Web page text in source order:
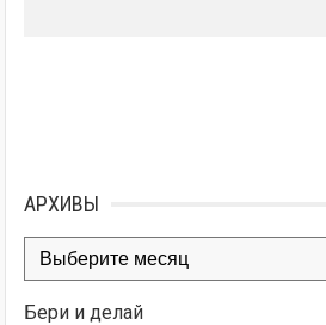
АРХИВЫ
Архивы
Бери и делай